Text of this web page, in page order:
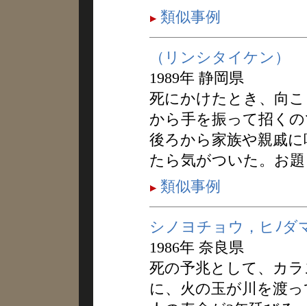
類似事例
（リンシタイケン）
1989年 静岡県
死にかけたとき、向
から手を振って招く
後ろから家族や親戚
たら気がついた。お
類似事例
シノヨチョウ，ヒﾉダ
1986年 奈良県
死の予兆として、カ
に、火の玉が川を渡